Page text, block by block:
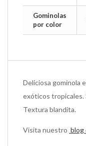
Gominolas
por color
Deliciosa gominola
exóticos tropicales.
Textura blandita.
Visita nuestro blog